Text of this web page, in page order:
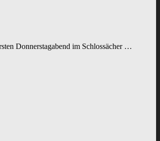
Donnerstagabend im Schlossächer …